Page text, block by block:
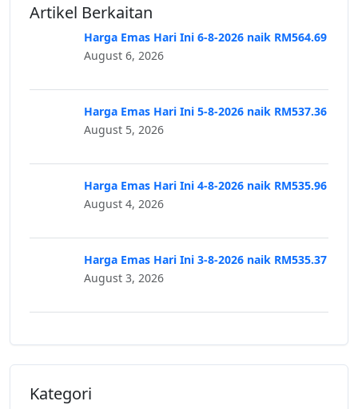
Artikel Berkaitan
Harga Emas Hari Ini 6-8-2026 naik RM564.69
August 6, 2026
Harga Emas Hari Ini 5-8-2026 naik RM537.36
August 5, 2026
Harga Emas Hari Ini 4-8-2026 naik RM535.96
August 4, 2026
Harga Emas Hari Ini 3-8-2026 naik RM535.37
August 3, 2026
Kategori